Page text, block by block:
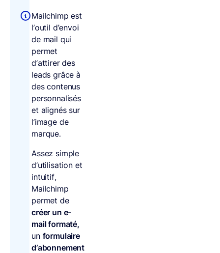
Mailchimp est
l’outil d’envoi
de mail qui
permet
d’attirer des
leads grâce à
des contenus
personnalisés
et alignés sur
l’image de
marque.
Assez simple
d’utilisation et
intuitif,
Mailchimp
permet de
créer un e-
mail formaté,
un formulaire
d’abonnement